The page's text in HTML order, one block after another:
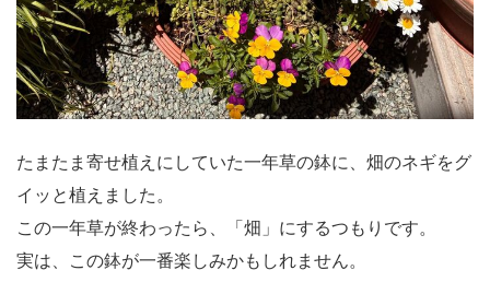
たまたま寄せ植えにしていた一年草の鉢に、畑のネギをグ
イッと植えました。
この一年草が終わったら、「畑」にするつもりです。
実は、この鉢が一番楽しみかもしれません。